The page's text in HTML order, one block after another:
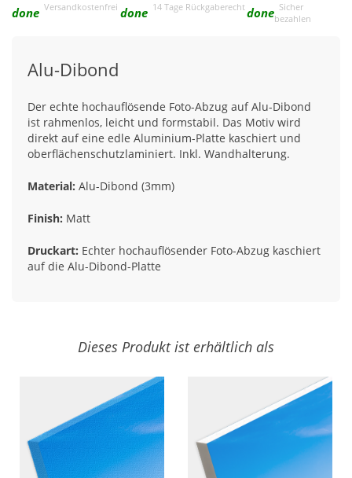
done Versandkostenfrei done 14 Tage Rückgaberechtdone Sicher
bezahlen
Alu-Dibond
Der echte hochauflösende Foto-Abzug auf Alu-Dibond
ist rahmenlos, leicht und formstabil. Das Motiv wird
direkt auf eine edle Aluminium-Platte kaschiert und
oberflächenschutzlaminiert. Inkl. Wandhalterung.
Material: Alu-Dibond (3mm)
Finish: Matt
Druckart: Echter hochauflösender Foto-Abzug kaschiert
auf die Alu-Dibond-Platte
Dieses Produkt ist erhältlich als